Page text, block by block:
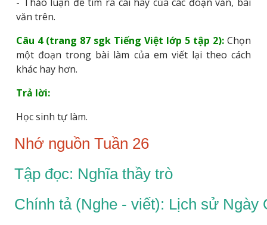
văn trên.
Câu 4 (trang 87 sgk Tiếng Việt lớp 5 tập 2):Chọn
một đoạn trong bài làm của em viết lại theo cách
khác hay hơn.
Trả lời:
Học sinh tự làm.
Nhớ nguồn Tuần 26
Tập đọc: Nghĩa thầy trò
Chính tả (Nghe - viết): Lịch sử Ngày